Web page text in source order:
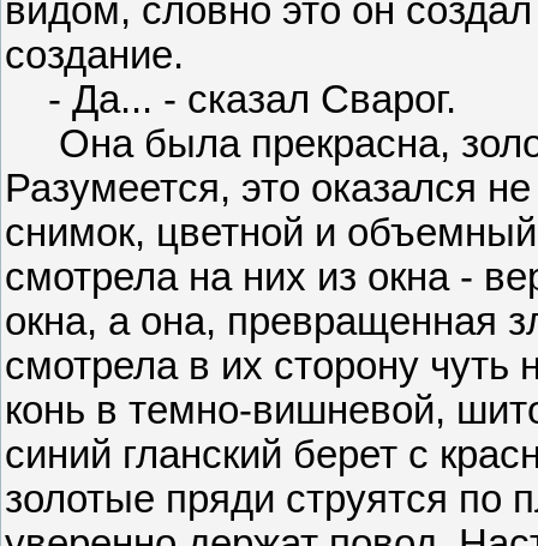
видом, словно это он
создание.
- Да... - сказал Сварог.
Она была прекрасна,
Разумеется, это оказался
снимок, цветной и
смотрела на них из окна -
окна, а она, превращенная
смотрела в их сторону
конь в темно-вишневой,
синий гланский берет с
золотые пряди струятся по